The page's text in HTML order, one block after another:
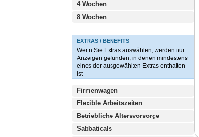
4 Wochen
8 Wochen
EXTRAS / BENEFITS
Wenn Sie Extras auswählen, werden nur
Anzeigen gefunden, in denen mindestens
eines der ausgewählten Extras enthalten
ist
Firmenwagen
Flexible Arbeitszeiten
Betriebliche Altersvorsorge
Sabbaticals